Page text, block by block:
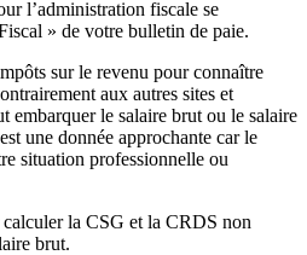
l’administration fiscale se
» de votre bulletin de paie.
sur le revenu pour connaître
aux autres sites et
embarquer le salaire brut ou le salaire
une donnée approchante car le
situation professionnelle ou
la CSG et la CRDS non
brut.